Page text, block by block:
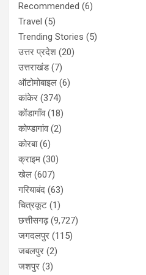
Recommended (6)
Travel (5)
Trending Stories (5)
उत्तर प्रदेश (20)
उत्तराखंड(7)
ऑटोमोबाइल (6)
कांकेर (374)
कोंडागाँव(18)
कोण्डागांव(2)
कोरबा(6)
क्राइम (30)
खेल (607)
गरियाबंद (63)
चित्रकूट (1)
छत्तीसगढ़(9,727)
जगदलपुर (115)
जबलपुर (2)
जशपुर (3)